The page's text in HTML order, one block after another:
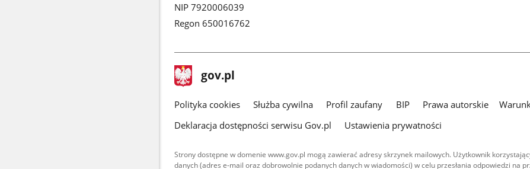
NIP 7920006039
Regon 650016762
stopka
gov.pl Strona
gov.pl
gov.pl
Polityka cookies Służba cywilna Profil zaufany BIP Prawa autorskie
Deklaracja dostępności serwisu Gov.pl
Ustawienia prywatności
Strony dostępne w domenie www.gov.pl mogą zawierać adresy skrzynek mailowych. Użytkownik
danych (adres e-mail oraz dobrowolnie podanych danych w wiadomości) w celu przesłania odpowiedzi na